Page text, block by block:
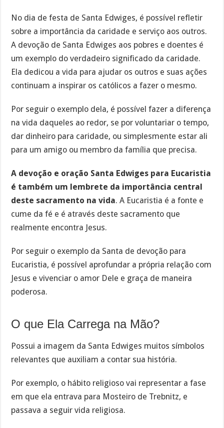
No dia de festa de Santa Edwiges, é possível refletir
sobre a importância da caridade e serviço aos outros.
A devoção de Santa Edwiges aos pobres e doentes é
um exemplo do verdadeiro significado da caridade.
Ela dedicou a vida para ajudar os outros e suas ações
continuam a inspirar os católicos a fazer o mesmo.
Por seguir o exemplo dela, é possível fazer a diferença
na vida daqueles ao redor, se por voluntariar o tempo,
dar dinheiro para caridade, ou simplesmente estar ali
para um amigo ou membro da família que precisa.
A devoção e oração Santa Edwiges para Eucaristia
é também um lembrete da importância central
deste sacramento na vida. A Eucaristia é a fonte e
cume da fé e é através deste sacramento que
realmente encontra Jesus.
Por seguir o exemplo da Santa de devoção para
Eucaristia, é possível aprofundar a própria relação com
Jesus e vivenciar o amor Dele e graça de maneira
poderosa.
O que Ela Carrega na Mão?
Possui a imagem da Santa Edwiges muitos símbolos
relevantes que auxiliam a contar sua história.
Por exemplo, o hábito religioso vai representar a fase
em que ela entrava para Mosteiro de Trebnitz, e
passava a seguir vida religiosa.